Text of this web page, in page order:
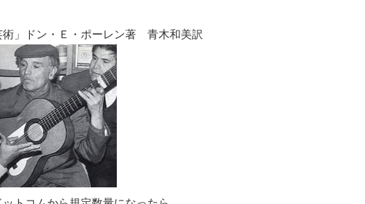
」ドン・Ｅ・ポーレン著 青木和美訳